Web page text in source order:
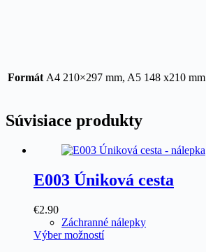
Formát A4 210×297 mm, A5 148 x210 mm
Súvisiace produkty
E003 Úniková cesta
€2.90
Záchranné nálepky
Výber možnostíTento